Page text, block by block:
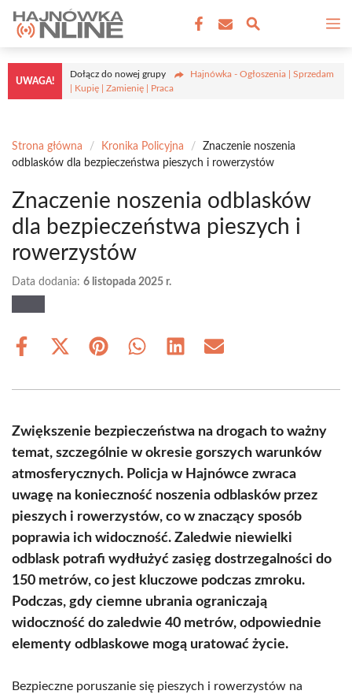
Przejdź
treści
UWAGA!
Dołącz do nowej grupy
Hajnówka - Ogłoszenia | Sprzedam
| Kupię | Zamienię | Praca
Strona główna / Kronika Policyjna /
Znaczenie noszenia
odblasków dla bezpieczeństwa pieszych i rowerzystów
Znaczenie noszenia odblasków
dla bezpieczeństwa pieszych i
rowerzystów
Data dodania: 6 listopada 2025 r.
Share
Share
(Twitter)
Share Share Share Share
Zwiększenie bezpieczeństwa na drogach to ważny
temat, szczególnie w okresie gorszych warunków
atmosferycznych. Policja w Hajnówce zwraca
uwagę na konieczność noszenia odblasków przez
pieszych i rowerzystów, co w znaczący sposób
poprawia ich widoczność. Zaledwie niewielki
odblask potrafi wydłużyć zasięg dostrzegalności do
150 metrów, co jest kluczowe podczas zmroku.
Podczas, gdy ciemne ubrania ograniczają
widoczność do zaledwie 40 metrów, odpowiednie
elementy odblaskowe mogą uratować życie.
Bezpieczne poruszanie się pieszych i rowerzystów na